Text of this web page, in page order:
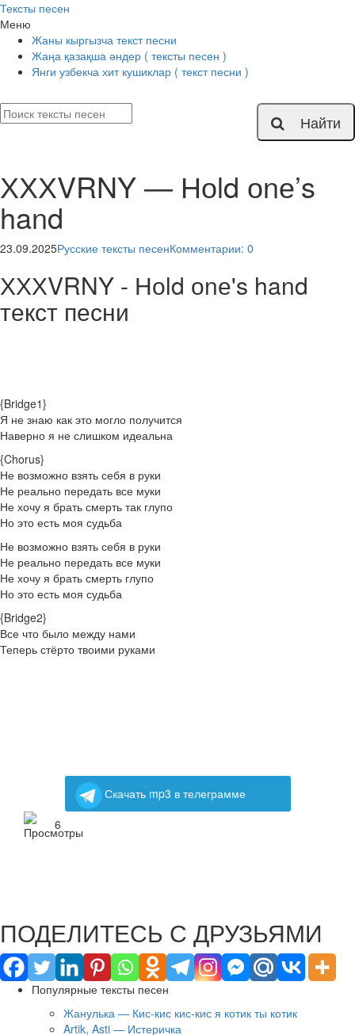
Тексты песен
Меню
Жаны кыргызча текст песни
Жаңа қазақша әндер ( тексты песен )
Янги узбекча хит кушиклар ( текст песни )
Найти
ХХХVRNY — Ноld оnе’s
hand
23.09.2025Русские тексты песенКомментарии: 0
ХХХVRNY - Ноld оnе's hand
текст песни
{Bridge1}
Я не знаю как это могло получится
Наверно я не слишком идеальна
{Chorus}
Не возможно взять себя в руки
Не реально передать все муки
Не хочу я брать смерть так глупо
Но это есть моя судьба
Не возможно взять себя в руки
Не реально передать все муки
Не хочу я брать смерть глупо
Но это есть моя судьба
{Bridge2}
Все что было между нами
Теперь стёрто твоими руками
Скачать mp3 в телеграмме
6
ПОДЕЛИТЕСЬ С ДРУЗЬЯМИ
Популярные тексты песен
Жанулька — Кис-кис кис-кис я котик ты котик
Artik, Asti — Истеричка